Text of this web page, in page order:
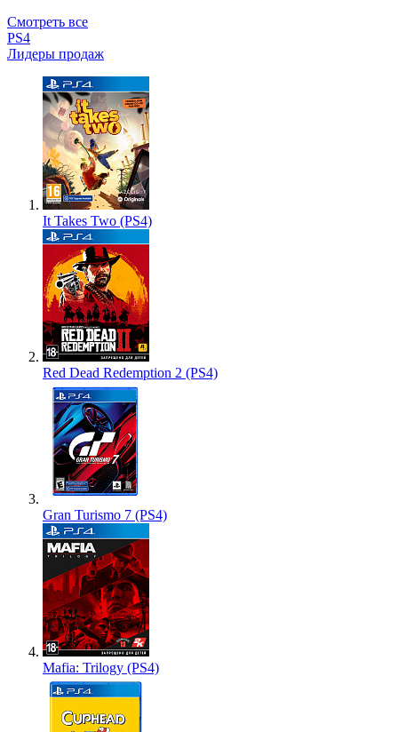
Смотреть все
PS4
Лидеры продаж
It Takes Two (PS4)
Red Dead Redemption 2 (PS4)
Gran Turismo 7 (PS4)
Mafia: Trilogy (PS4)